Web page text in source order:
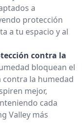
a
protección
a tu espacio y al
contra la
bloquean el
la humedad
mejor,
cada
Valley más